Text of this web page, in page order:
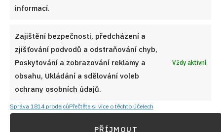
informací.
Zajištění bezpečnosti, předcházení a
zjišťování podvodů a odstraňování chyb,
Poskytování a zobrazování reklamy a
obsahu, Ukládání a sdělování voleb
ochrany osobních údajů.
Vždy aktivní
Správa 1814 prodejcůPřečtěte si více o těchto účelech
PŘÍJMOUT